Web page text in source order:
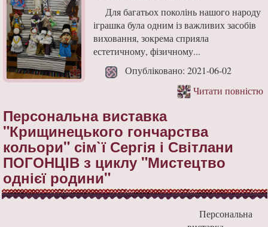
Для багатьох поколінь нашого народу
іграшка була одним із важливих засобів
виховання, зокрема сприяла
естетичному, фізичному...
Опубліковано: 2021-06-02
Читати повністю
Персональна виставка
"Крищинецького гончарства
кольори" сім`ї Сергія і Світлани
ПОГОНЦІВ з циклу "Мистецтво
однієї родини"
Персональна